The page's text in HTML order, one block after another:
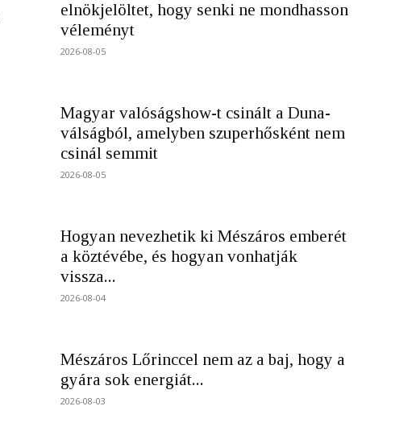
elnökjelöltet, hogy senki ne mondhasson
véleményt
2026-08-05
Magyar valóságshow-t csinált a Duna-
válságból, amelyben szuperhősként nem
csinál semmit
2026-08-05
Hogyan nevezhetik ki Mészáros emberét
a köztévébe, és hogyan vonhatják
vissza...
2026-08-04
Mészáros Lőrinccel nem az a baj, hogy a
gyára sok energiát...
2026-08-03